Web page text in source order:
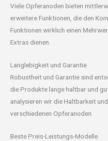
Viele Opferanoden bieten
erweitere Funktionen, die den
Funktionen wirklich einen
Extras dienen.
Langlebigkeit und Garantie
Robustheit und Garantie sind
die Produkte lange haltbar und
analysieren wir die Haltbarkeit
verschiedenen Opferanoden.
Beste Preis-Leistungs-Modelle